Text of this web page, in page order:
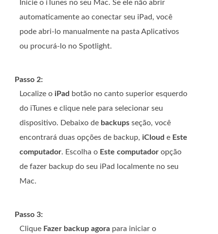
Inicie o iTunes no seu Mac. Se ele não abrir
automaticamente ao conectar seu iPad, você
pode abri-lo manualmente na pasta Aplicativos
ou procurá-lo no Spotlight.
Passo 2:
Localize o iPad botão no canto superior esquerdo
do iTunes e clique nele para selecionar seu
dispositivo. Debaixo de backups seção, você
encontrará duas opções de backup, iCloud e Este
computador. Escolha o Este computador opção
de fazer backup do seu iPad localmente no seu
Mac.
Passo 3:
Clique Fazer backup agora para iniciar o